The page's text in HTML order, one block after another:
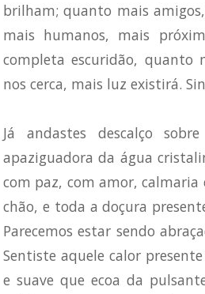
brilham; quanto mais
mais humanos, mais
completa escuridão, quanto
nos cerca, mais luz existirá.
Já andastes descalço
apaziguadora da água
com paz, com amor, calmaria
chão, e toda a doçura
Parecemos estar sendo
Sentiste aquele calor
e suave que ecoa da